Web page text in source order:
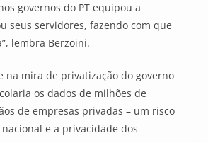
governos do PT equipou a
seus servidores, fazendo com que
lembra Berzoini.
na mira de privatização do governo
os dados de milhões de
de empresas privadas – um risco
e a privacidade dos